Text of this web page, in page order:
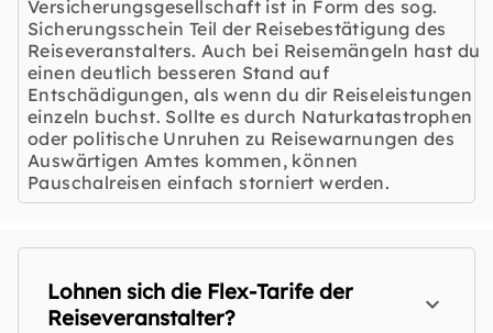
Versicherungsgesellschaft ist in Form des sog.
Sicherungsschein Teil der Reisebestätigung des
Reiseveranstalters. Auch bei Reisemängeln hast du
einen deutlich besseren Stand auf
Entschädigungen, als wenn du dir Reiseleistungen
einzeln buchst. Sollte es durch Naturkatastrophen
oder politische Unruhen zu Reisewarnungen des
Auswärtigen Amtes kommen, können
Pauschalreisen einfach storniert werden.
Lohnen sich die Flex-Tarife der
Reiseveranstalter?